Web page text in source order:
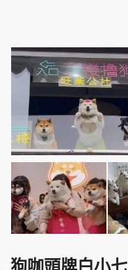
狗咖頭牌白小七